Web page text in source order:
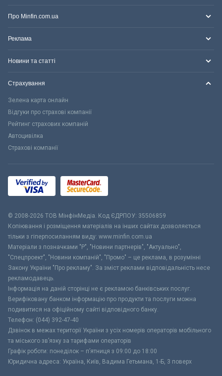
Про Minfin.com.ua
Реклама
Новини та статті
Страхування
Зелена карта онлайн
Відгуки про страхові компанії
Рейтинг страхових компаній
Автоцивілка
Страхові компанії
© 2008-2026 ТОВ МiнфiнМедiа. Код ЄДРПОУ: 35506859
Копіювання і розміщення матеріалів на інших сайтах дозволяється
тільки з гіперпосиланням виду: www.minfin.com.ua
Матеріали з позначками "Р", "Новини партнерів", "Актуально",
"Спецпроект", "Новини компаній", "Промо" – це реклама, в розумінні
Закону України "Про рекламу". За зміст реклами відповідальність несе
рекламодавець.
Інформація на даній сторінці не є рекламою банківських послуг.
Верифіковану банком інформацію про продукти та послуги можна
подивитися на офіційному сайті відповідного банку.
Телефон: (044) 392-47-40
Дзвінок в межах території України з усіх номерів операторів мобільного
та міського зв’язку за тарифами операторів
Графік роботи: понеділок – п’ятниця з 09:00 до 18:00
Юридична адреса: Україна, Київ, Вадима Гетьмана, 1-Б, 3 поверх